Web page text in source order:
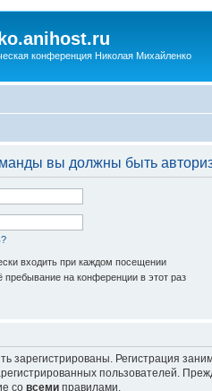
конференция Николая Михайленко
вы должны быть
входить при каждом посещении
пребывание на конференции в этот раз
Регистрация
пользователей.
со всеми правилами.